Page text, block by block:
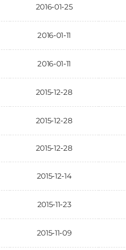
2016-01-25
2016-01-11
2016-01-11
2015-12-28
2015-12-28
2015-12-28
2015-12-14
2015-11-23
2015-11-09